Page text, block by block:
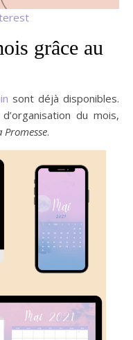
grâce au
sont déjà disponibles.
du mois,
Promesse.